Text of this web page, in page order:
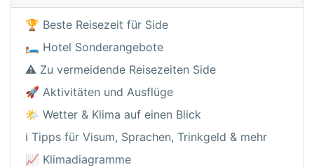
🏆 Beste Reisezeit für Side
🛏️ Hotel Sonderangebote
⚠️ Zu vermeidende Reisezeiten Side
🚀 Aktivitäten und Ausflüge
🌤️ Wetter & Klima auf einen Blick
ℹ️ Tipps für Visum, Sprachen, Trinkgeld & mehr
📈 Klimadiagramme